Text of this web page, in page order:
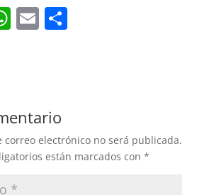
W
A
p
p
E C
tir
correo electrónico no será publicada.
están marcados con *